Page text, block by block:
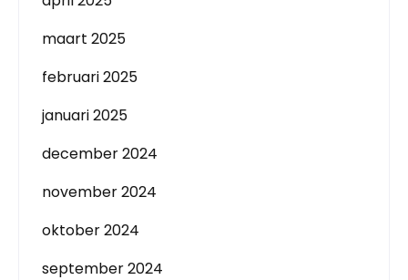
maart 2025
februari 2025
januari 2025
december 2024
november 2024
oktober 2024
september 2024